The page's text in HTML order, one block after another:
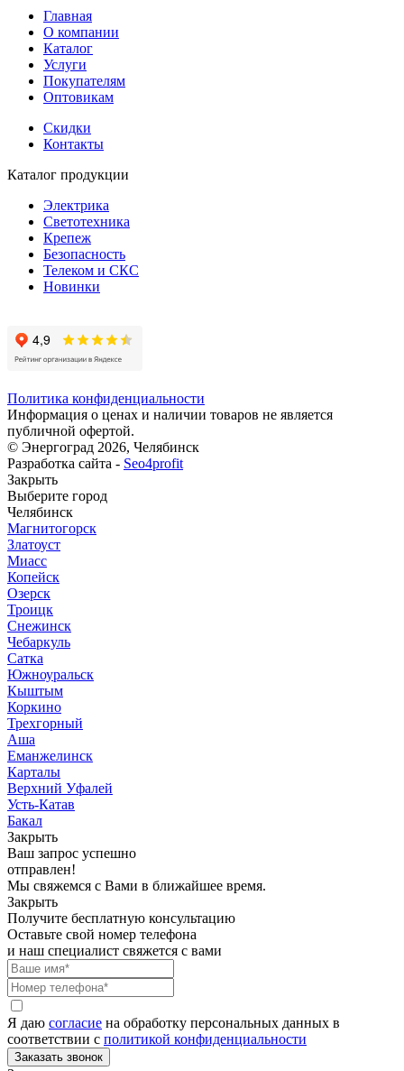
Главная
О компании
Каталог
Услуги
Покупателям
Оптовикам
Скидки
Контакты
Каталог продукции
Электрика
Светотехника
Крепеж
Безопасность
Телеком и СКС
Новинки
Политика конфиденциальности
Информация о ценах и наличии товаров не является
публичной офертой.
© Энергоград 2026, Челябинск
Разработка сайта - Seo4profit
Закрыть
Выберите город
Челябинск
Магнитогорск
Златоуст
Миасс
Копейск
Озерск
Троицк
Снежинск
Чебаркуль
Сатка
Южноуральск
Кыштым
Коркино
Трехгорный
Аша
Еманжелинск
Карталы
Верхний Уфалей
Усть-Катав
Бакал
Закрыть
Ваш запрос успешно
отправлен!
Мы свяжемся с Вами в ближайшее время.
Закрыть
Получите бесплатную консультацию
Оставьте свой номер телефона
и наш специалист свяжется с вами
Я даю согласие на обработку персональных данных в
соответствии с политикой конфиденциальности